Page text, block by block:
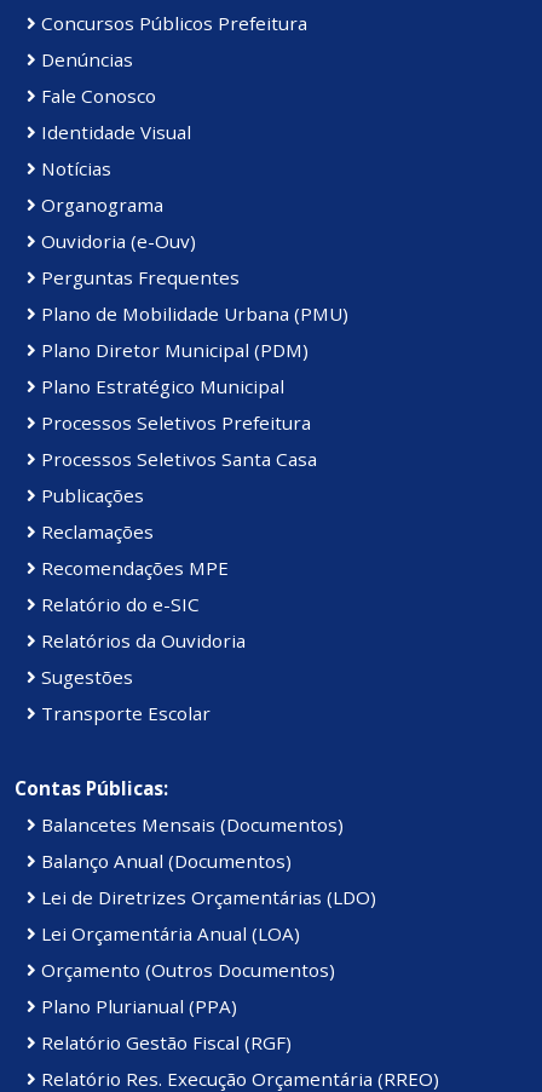
Concursos Públicos Prefeitura
Denúncias
Fale Conosco
Identidade Visual
Notícias
Organograma
Ouvidoria (e-Ouv)
Perguntas Frequentes
Plano de Mobilidade Urbana (PMU)
Plano Diretor Municipal (PDM)
Plano Estratégico Municipal
Processos Seletivos Prefeitura
Processos Seletivos Santa Casa
Publicações
Reclamações
Recomendações MPE
Relatório do e-SIC
Relatórios da Ouvidoria
Sugestões
Transporte Escolar
Contas Públicas:
Balancetes Mensais (Documentos)
Balanço Anual (Documentos)
Lei de Diretrizes Orçamentárias (LDO)
Lei Orçamentária Anual (LOA)
Orçamento (Outros Documentos)
Plano Plurianual (PPA)
Relatório Gestão Fiscal (RGF)
Relatório Res. Execução Orçamentária (RREO)